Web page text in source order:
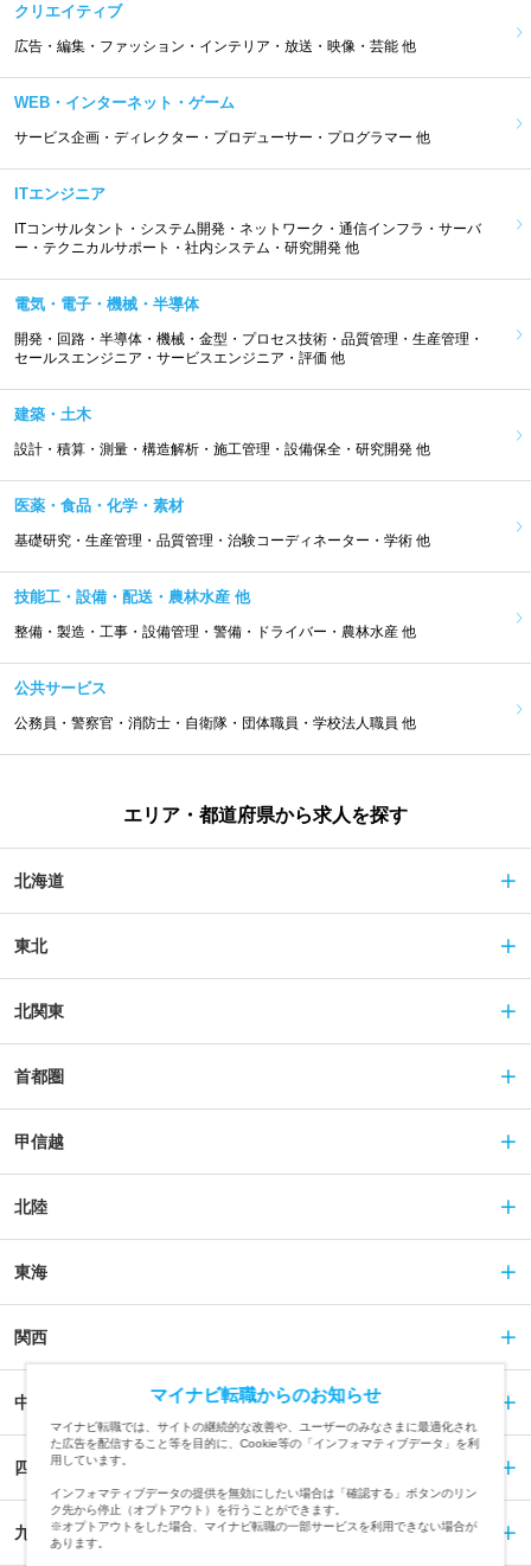
クリエイティブ
広告・編集・ファッション・インテリア・放送・映像・芸能 他
WEB・インターネット・ゲーム
サービス企画・ディレクター・プロデューサー・プログラマー 他
ITエンジニア
ITコンサルタント・システム開発・ネットワーク・通信インフラ・サーバ
ー・テクニカルサポート・社内システム・研究開発 他
電気・電子・機械・半導体
開発・回路・半導体・機械・金型・プロセス技術・品質管理・生産管理・
セールスエンジニア・サービスエンジニア・評価 他
建築・土木
設計・積算・測量・構造解析・施工管理・設備保全・研究開発 他
医薬・食品・化学・素材
基礎研究・生産管理・品質管理・治験コーディネーター・学術 他
技能工・設備・配送・農林水産 他
整備・製造・工事・設備管理・警備・ドライバー・農林水産 他
公共サービス
公務員・警察官・消防士・自衛隊・団体職員・学校法人職員 他
エリア・都道府県から求人を探す
北海道
東北
北関東
首都圏
甲信越
北陸
東海
関西
中国
四国
九州
マイナビ転職からのお知らせ
マイナビ転職では、サイトの継続的な改善や、ユーザーのみなさまに最適化され
た広告を配信すること等を目的に、Cookie等の「インフォマティブデータ」を利
用しています。
インフォマティブデータの提供を無効にしたい場合は「確認する」ボタンのリン
ク先から停止（オプトアウト）を行うことができます。
※オプトアウトをした場合、マイナビ転職の一部サービスを利用できない場合が
あります。